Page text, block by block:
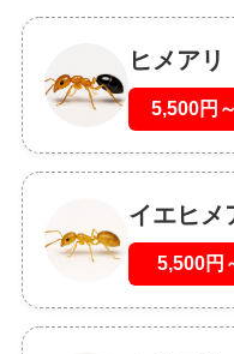
ヒメアリ
5,500円～
イエヒメ
5,500円